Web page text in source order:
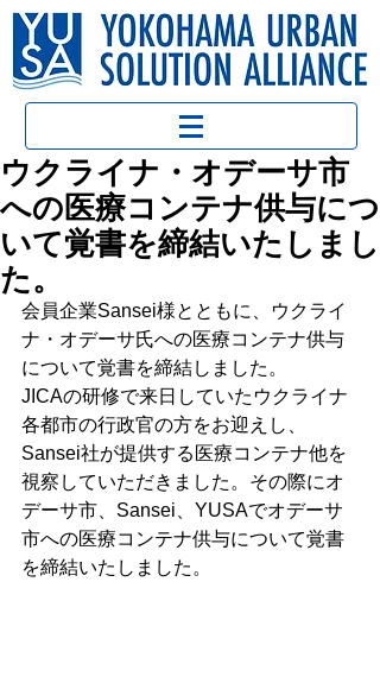
ウクライナ・オデーサ市
への医療コンテナ供与につ
いて覚書を締結いたしまし
た。
会員企業Sansei様とともに、ウクライ
ナ・オデーサ氏への医療コンテナ供与
について覚書を締結しました。
JICAの研修で来日していたウクライナ
各都市の行政官の方をお迎えし、
Sansei社が提供する医療コンテナ他を
視察していただきました。その際にオ
デーサ市、Sansei、YUSAでオデーサ
市への医療コンテナ供与について覚書
を締結いたしました。